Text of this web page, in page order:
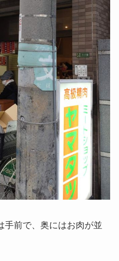
手前で、奥にはお肉が並